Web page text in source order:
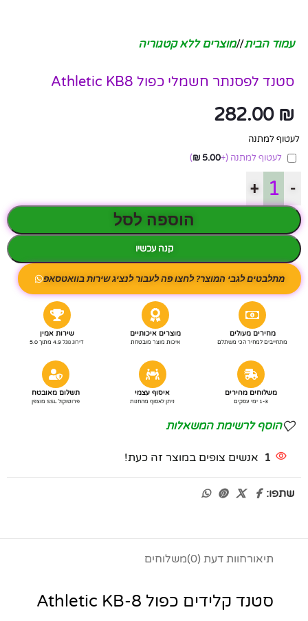
עמוד הבית/ מוצרים ללא קטגוריה
סטנד לפסנתר חשמלי כפול Athletic KB8
282.00 ₪
לעטוף למתנה
לעטוף למתנה (+
5.00
₪
)
-
+
הוספה לסל
קנה עכשיו
מתלבטים לגבי המוצר? לחצו פה לעבור לנציג שירות בוואטסאפ
מחירים מעולים
מתחייבים למחיר הכי משתלם
מוצרים איכותיים
איכות מוצר מובטחת
שירות אמין
דירוג גוגל 4.9 מתוך 5.0
משלוחים מהירים
1-3 ימי עסקים
איסוף עצמי
ניתן לאסוף מהחנות
תשלום מאובטח
פרוטוקול SSL מוצפן
הוסף לרשימת המשאלות
1 אנשים צופים במוצר זה כעת!
שתפו:
תיאורחוות דעת (0) משלוחים
סטנד קלידים כפול Athletic KB-8